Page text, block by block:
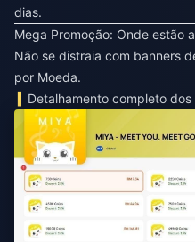
dias.
Mega Promoção: Onde estão
Não se distraia com banners
por Moeda.
Detalhamento completo